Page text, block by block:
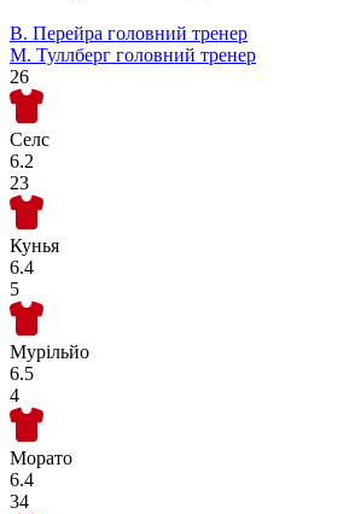
В. Перейра головний тренер
М. Туллберг головний тренер
26
Селс
6.2
23
Кунья
6.4
5
Мурільйо
6.5
4
Морато
6.4
34